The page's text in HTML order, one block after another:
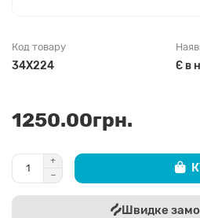
Код товару
34X224 Є в
1250.00грн.
Швидке